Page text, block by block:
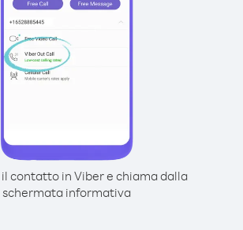
il contatto in Viber e chiama dalla
schermata informativa